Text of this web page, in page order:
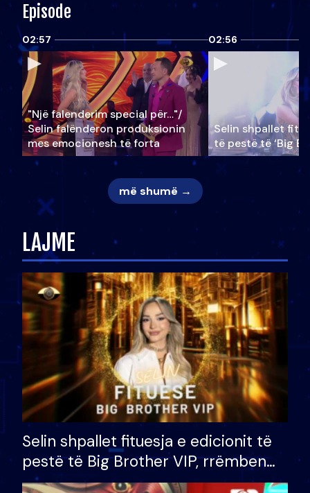
Episode
02:57
"Një falenderim special për…"/
Selin falënderon produksionin
mes emocionesh të forta
02:56
Selin shpallet
të pestë të ‘Big
më shumë →
LAJME
Selin shpallet fituesja e edicionit të
pestë të Big Brother VIP, rrëmben
çmimin e madh prej 100 mijë eurosh